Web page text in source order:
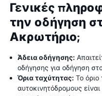
Γενικές
την οδήγηση
Ακρωτήριο;
Άδεια οδήγησης:
οδήγησης για οδήγηση
Όρια ταχύτητας: Το όριο
αυτοκινητόδρομους